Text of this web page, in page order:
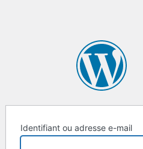
Identifiant ou adresse e-mail